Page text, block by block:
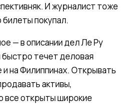
И журналист тоже
покупал.
— в описании дел Ле Ру
быстро течет деловая
и на Филиппинах. Открывать
активы,
все открыты широкие